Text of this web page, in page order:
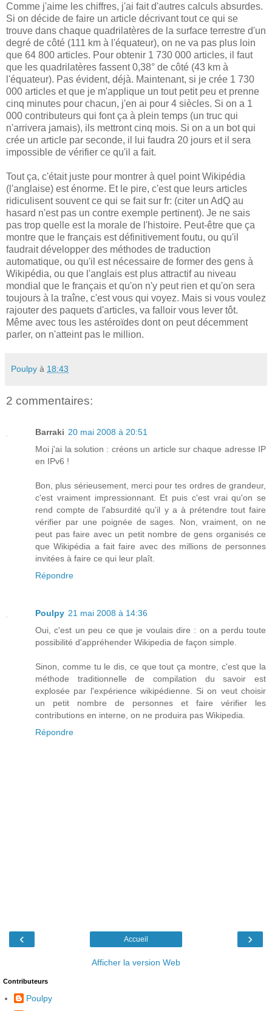
Comme j'aime les chiffres, j'ai fait d'autres calculs absurdes.
Si on décide de faire un article décrivant tout ce qui se
trouve dans chaque quadrilatères de la surface terrestre d'un
degré de côté (111 km à l'équateur), on ne va pas plus loin
que 64 800 articles. Pour obtenir 1 730 000 articles, il faut
que les quadrilatères fassent 0,38° de côté (43 km à
l'équateur). Pas évident, déjà. Maintenant, si je crée 1 730
000 articles et que je m'applique un tout petit peu et prenne
cinq minutes pour chacun, j'en ai pour 4 siècles. Si on a 1
000 contributeurs qui font ça à plein temps (un truc qui
n'arrivera jamais), ils mettront cinq mois. Si on a un bot qui
crée un article par seconde, il lui faudra 20 jours et il sera
impossible de vérifier ce qu'il a fait.
Tout ça, c'était juste pour montrer à quel point Wikipédia
(l'anglaise) est énorme. Et le pire, c'est que leurs articles
ridiculisent souvent ce qui se fait sur fr: (citer un AdQ au
hasard n'est pas un contre exemple pertinent). Je ne sais
pas trop quelle est la morale de l'histoire. Peut-être que ça
montre que le français est définitivement foutu, ou qu'il
faudrait développer des méthodes de traduction
automatique, ou qu'il est nécessaire de former des gens à
Wikipédia, ou que l'anglais est plus attractif au niveau
mondial que le français et qu'on n'y peut rien et qu'on sera
toujours à la traîne, c'est vous qui voyez. Mais si vous voulez
rajouter des paquets d'articles, va falloir vous lever tôt.
Même avec tous les astéroïdes dont on peut décemment
parler, on n'atteint pas le million.
Poulpy à 18:43
2 commentaires:
Barraki 20 mai 2008 à 20:51
Moi j'ai la solution : créons un article sur chaque adresse IP
en IPv6 !
Bon, plus sérieusement, merci pour tes ordres de grandeur,
c'est vraiment impressionnant. Et puis c'est vrai qu'on se
rend compte de l'absurdité qu'il y a à prétendre tout faire
vérifier par une poignée de sages. Non, vraiment, on ne
peut pas faire avec un petit nombre de gens organisés ce
que Wikipédia a fait faire avec des millions de personnes
invitées à faire ce qui leur plaît.
Répondre
Poulpy 21 mai 2008 à 14:36
Oui, c'est un peu ce que je voulais dire : on a perdu toute
possibilité d'appréhender Wikipedia de façon simple.
Sinon, comme tu le dis, ce que tout ça montre, c'est que la
méthode traditionnelle de compilation du savoir est
explosée par l'expérience wikipédienne. Si on veut choisir
un petit nombre de personnes et faire vérifier les
contributions en interne, on ne produira pas Wikipedia.
Répondre
‹ ›
Accueil
Afficher la version Web
Contributeurs
Poulpy